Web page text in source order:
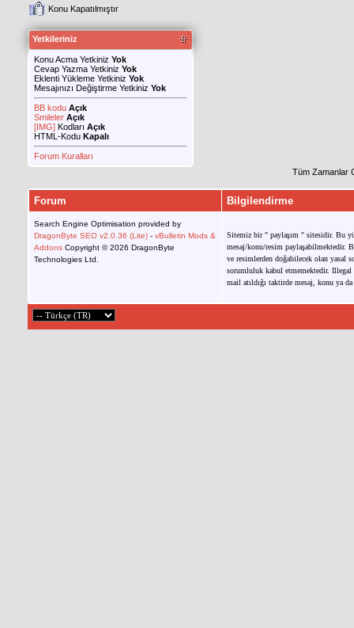
Konu Kapatılmıştır
Yetkileriniz
Konu Acma Yetkiniz Yok
Cevap Yazma Yetkiniz Yok
Eklenti Yükleme Yetkiniz Yok
Mesajınızı Değiştirme Yetkiniz Yok
BB kodu Açık
Smileler Açık
[IMG] Kodları Açık
HTML-Kodu Kapalı
Forum Kuralları
Tüm Zamanlar
Forum Bilgilendirme
Search Engine Optimisation provided by
DragonByte SEO v2.0.36 (Lite) - vBulletin Mods &
Addons Copyright © 2026 DragonByte
Technologies Ltd.
Sitemiz bir " paylaşım " sitesidir. Bu
mesaj/konu/resim paylaşabilmektedir.
ve resimlerden doğabilecek olan yasal
sorumluluk kabul etmemektedir.
mail atıldığı taktirde mesaj, konu ya